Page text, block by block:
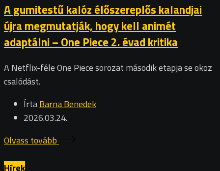
A gumitestű kalóz élőszereplős kalandjai
újra megmutatják, hogy kell animét
adaptálni – One Piece 2. évad kritika
A Netflix-féle One Piece sorozat második etapja se okoz
csalódást.
ÍrtaBarna Benedek
2026.03.24.
Olvass tovább
Hírek